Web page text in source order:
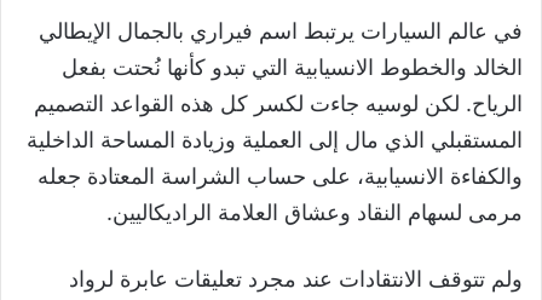
في عالم السيارات يرتبط اسم فيراري بالجمال الإيطالي
الخالد والخطوط الانسيابية التي تبدو كأنها نُحتت بفعل
الرياح. لكن لوسيه جاءت لكسر كل هذه القواعد التصميم
المستقبلي الذي مال إلى العملية وزيادة المساحة الداخلية
والكفاءة الانسيابية، على حساب الشراسة المعتادة جعله
مرمى لسهام النقاد وعشاق العلامة الراديكاليين.
​ولم تتوقف الانتقادات عند مجرد تعليقات عابرة لرواد